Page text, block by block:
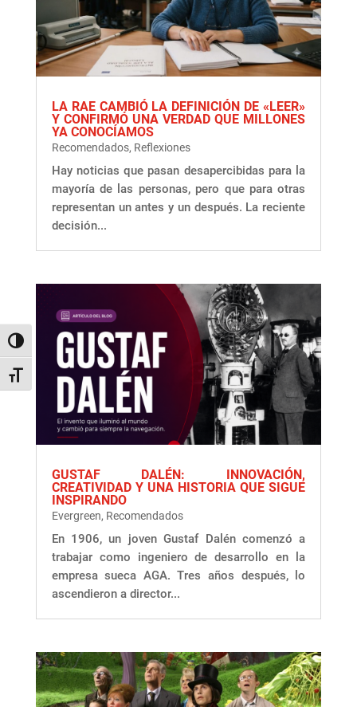
Alternar alto contraste
Alternar tamaño de letra
LA RAE CAMBIÓ LA DEFINICIÓN DE «LEER»
Y CONFIRMÓ UNA VERDAD QUE MILLONES
YA CONOCÍAMOS
Recomendados, Reflexiones
Hay noticias que pasan desapercibidas para la
mayoría de las personas, pero que para otras
representan un antes y un después. La reciente
decisión...
GUSTAF DALÉN: INNOVACIÓN,
CREATIVIDAD Y UNA HISTORIA QUE SIGUE
INSPIRANDO
Evergreen, Recomendados
En 1906, un joven Gustaf Dalén comenzó a
trabajar como ingeniero de desarrollo en la
empresa sueca AGA. Tres años después, lo
ascendieron a director...